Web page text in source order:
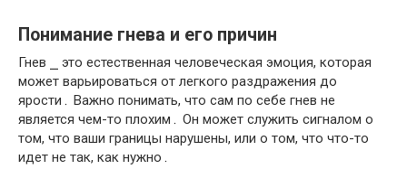
Понимание гнева и его причин
Гнев ⎯ это естественная человеческая эмоция, которая
может варьироваться от легкого раздражения до
ярости․ Важно понимать, что сам по себе гнев не
является чем-то плохим․ Он может служить сигналом о
том, что ваши границы нарушены, или о том, что что-то
идет не так, как нужно․